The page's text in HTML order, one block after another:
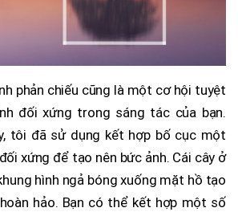
phản chiếu cũng là một cơ hội tuyệt
đối xứng trong sáng tác của bạn.
tôi đã sử dụng kết hợp bố cục một
xứng để tạo nên bức ảnh. Cái cây ở
hình ngả bóng xuống mặt hồ tạo
hảo. Bạn có thể kết hợp một số